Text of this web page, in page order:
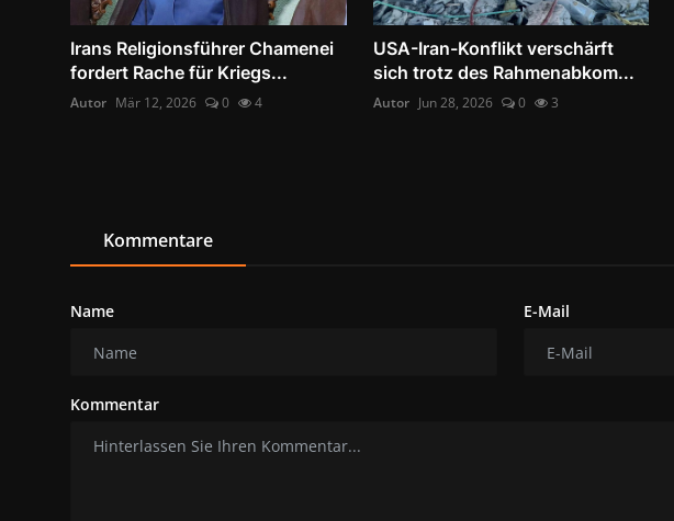
Irans Religionsführer Chamenei
fordert Rache für Kriegs...
Autor Mär 12, 2026 0 4
USA-Iran-Konflikt verschärft
sich trotz des Rahmenabkom...
Autor Jun 28, 2026 0 3
Kommentare
Name E-Mail
Kommentar